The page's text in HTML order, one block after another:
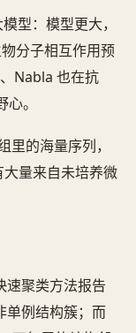
型：模型更大，
分子相互作用预
Nabla 也在抗
。
里的海量序列，
量来自未培养微
速聚类方法报告
单例结构簇；而